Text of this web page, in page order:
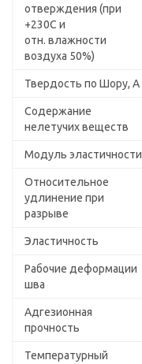
отверждения (при
+230С и
отн. влажности
воздуха 50%)
Твердость по Шору, А
Содержание
нелетучих веществ
Модуль эластичности
Относительное
удлинение при
разрыве
Эластичность
Рабочие деформации
шва
Адгезионная
прочность
Температурный